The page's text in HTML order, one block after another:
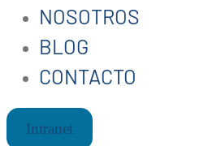
NOSOTROS
BLOG
CONTACTO
Intranet